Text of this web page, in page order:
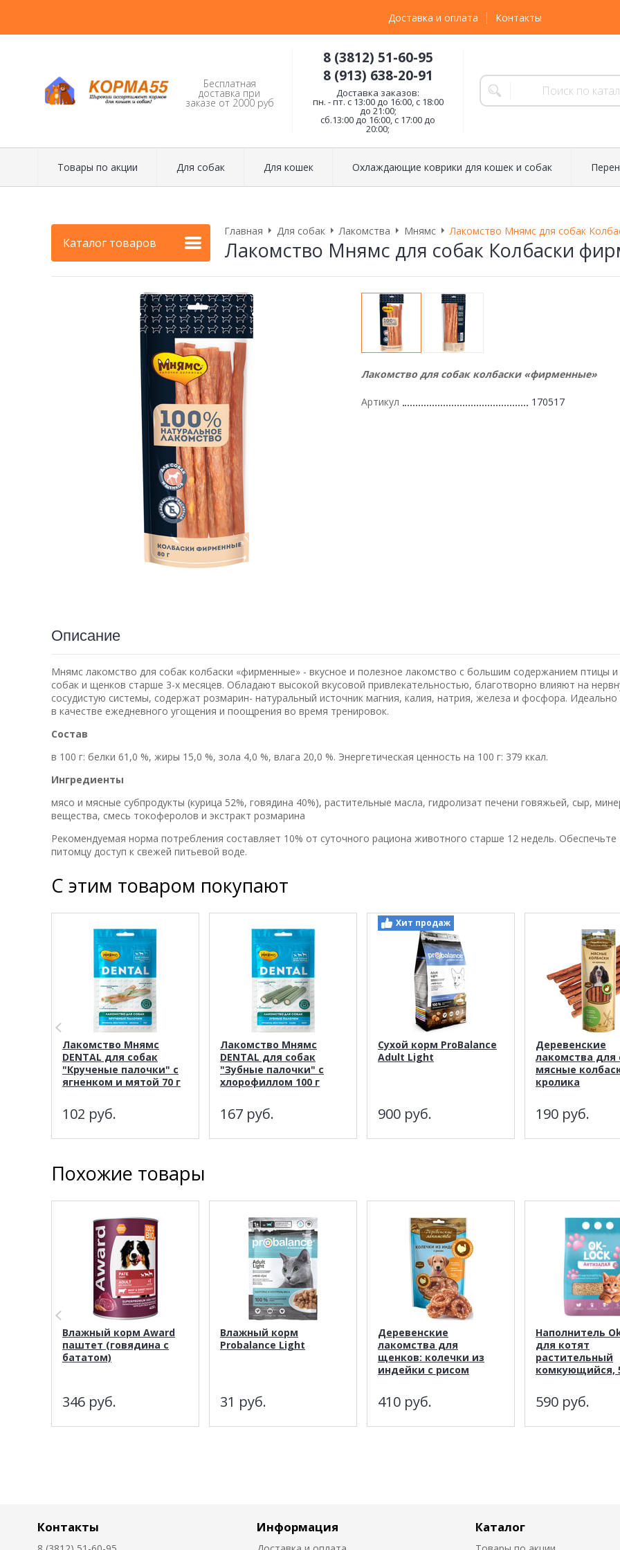
Доставка и оплата Контакты
Бесплатная
доставка при
заказе от 2000 руб
8 (3812) 51-60-95
8 (913) 638-20-91
Доставка заказов:
пн. - пт. с 13:00 до 16:00, с 18:00
до 21:00;
сб.13:00 до 16:00, с 17:00 до
20:00;
Товары по акции Для собак Для кошек Охлаждающие коврики для кошек и собак
Каталог товаров
Главная Для собак Лакомства Мнямс Лакомство Мнямс для собак
Лакомство Мнямс для собак Колбаски
Лакомство для собак колбаски «фирменные»
Артикул 170517
Описание
Мнямс лакомство для собак колбаски «фирменные» - вкусное и полезное лакомство с большим содержанием птицы и
собак и щенков старше 3-х месяцев. Обладают высокой вкусовой привлекательностью, благотворно влияют на
сосудистую системы, содержат розмарин- натуральный источник магния, калия, натрия, железа и фосфора. Идеально
в качестве ежедневного угощения и поощрения во время тренировок.
Состав
в 100 г: белки 61,0 %, жиры 15,0 %, зола 4,0 %, влага 20,0 %. Энергетическая ценность на 100 г: 379 ккал.
Ингредиенты
мясо и мясные субпродукты (курица 52%, говядина 40%), растительные масла, гидролизат печени говяжьей, сыр,
вещества, смесь токоферолов и экстракт розмарина
Рекомендуемая норма потребления составляет 10% от суточного рациона животного старше 12 недель.
питомцу доступ к свежей питьевой воде.
С этим товаром покупают
Лакомство Мнямс
DENTAL для собак
"Крученые палочки" с
ягненком и мятой 70 г
102 руб.
Лакомство Мнямс
DENTAL для собак
"Зубные палочки" с
хлорофиллом 100 г
167 руб.
Хит продаж
Сухой корм ProBalance
Adult Light
900 руб.
Деревенские
лакомства для
мясные
кролика
190 руб.
Похожие товары
Влажный корм Award
паштет (говядина с
бататом)
346 руб.
Влажный корм
Probalance Light
31 руб.
Деревенские
лакомства для
щенков: колечки из
индейки с рисом
410 руб.
Наполнитель
для котят
растительный
комкующийся,
590 руб.
Контакты Информация Каталог